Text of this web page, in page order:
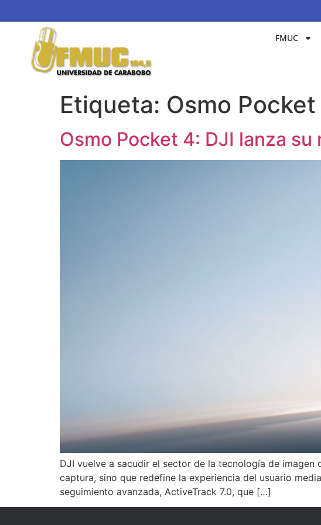
FMUC
Etiqueta: Osmo
Osmo Pocket 4: DJI lanza
DJI vuelve a sacudir el sector de la tecnología de
captura, sino que redefine la experiencia del usuario
seguimiento avanzada, ActiveTrack 7.0, que […]